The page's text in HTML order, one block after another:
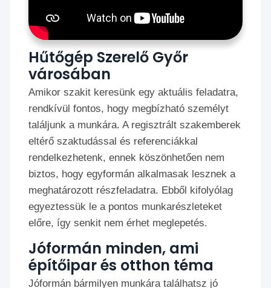
Hűtőgép Szerelő Győr
városában
Amikor szakit keresünk egy aktuális feladatra,
rendkívül fontos, hogy megbízható személyt
találjunk a munkára. A regisztrált szakemberek
eltérő szaktudással és referenciákkal
rendelkezhetenk, ennek köszönhetően nem
biztos, hogy egyformán alkalmasak lesznek a
meghatározott részfeladatra. Ebből kifolyólag
egyeztessük le a pontos munkarészleteket
előre, így senkit nem érhet meglepetés.
Jóformán minden, ami
építőipar és otthon téma
Jóformán bármilyen munkára találhatsz jó